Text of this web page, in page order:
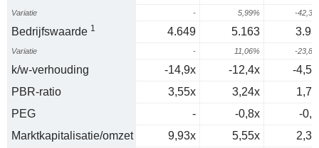
Variatie - 5,99% -
Bedrijfswaarde 1 4.649 5.163
Variatie - 11,06% -
k/w-verhouding -14,9x -12,4x
-
PBR-ratio
3,55x 3,24x
PEG
- -0,8x
-
Marktkapitalisatie/omzet
9,93x 5,55x